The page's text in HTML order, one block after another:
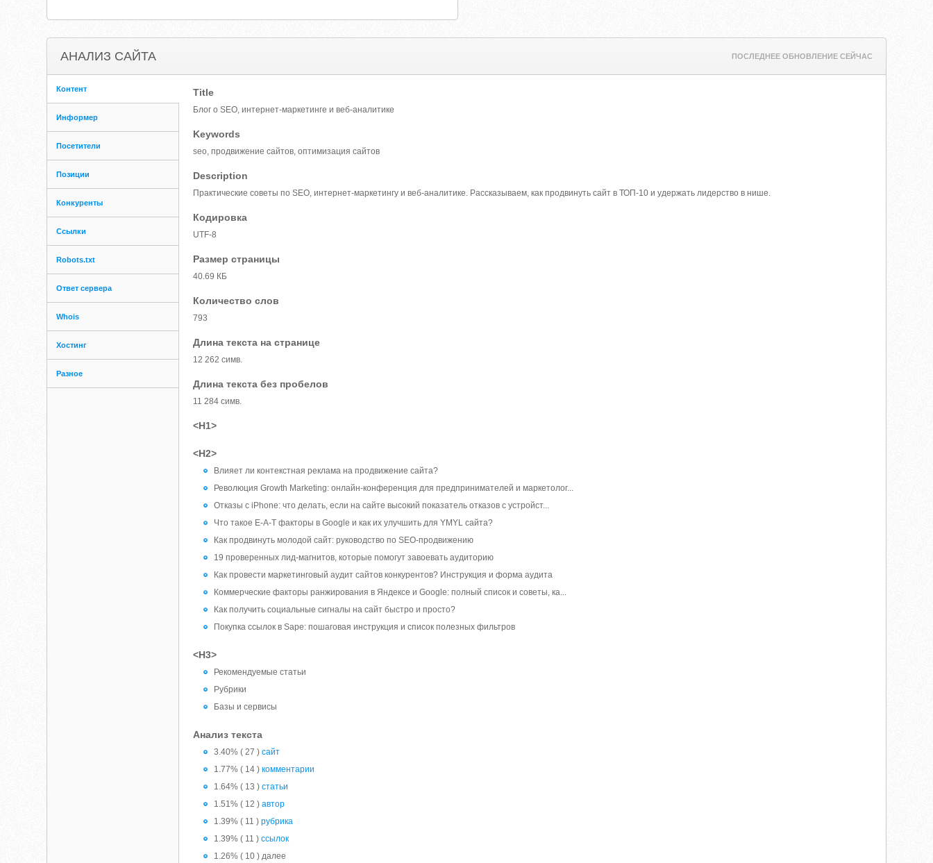
АНАЛИЗ САЙТА ПОСЛЕДНЕЕ ОБНОВЛЕНИЕ СЕЙЧАС
Контент
Информер
Посетители
Позиции
Конкуренты
Ссылки
Robots.txt
Ответ сервера
Whois
Хостинг
Разное
Title
Блог о SEO, интернет-маркетинге и веб-аналитике
Keywords
seo, продвижение сайтов, оптимизация сайтов
Description
Практические советы по SEO, интернет-маркетингу и веб-аналитике. Рассказываем, как продвинуть сайт в ТОП-10 и удержать лидерство в нише.
Кодировка
UTF-8
Размер страницы
40.69 КБ
Количество слов
793
Длина текста на странице
12 262 симв.
Длина текста без пробелов
11 284 симв.
<H1>
<H2>
Влияет ли контекстная реклама на продвижение сайта?
Революция Growth Marketing: онлайн-конференция для предпринимателей и маркетолог...
Отказы с iPhone: что делать, если на сайте высокий показатель отказов с устройст...
Что такое E-A-T факторы в Google и как их улучшить для YMYL сайта?
Как продвинуть молодой сайт: руководство по SEO-продвижению
19 проверенных лид-магнитов, которые помогут завоевать аудиторию
Как провести маркетинговый аудит сайтов конкурентов? Инструкция и форма аудита
Коммерческие факторы ранжирования в Яндексе и Google: полный список и советы, ка...
Как получить социальные сигналы на сайт быстро и просто?
Покупка ссылок в Sape: пошаговая инструкция и список полезных фильтров
<H3>
Рекомендуемые статьи
Рубрики
Базы и сервисы
Анализ текста
3.40% ( 27 )сайт
1.77% ( 14 )комментарии
1.64% ( 13 )статьи
1.51% ( 12 )автор
1.39% ( 11 )рубрика
1.39% ( 11 )ссылок
1.26% ( 10 ) далее